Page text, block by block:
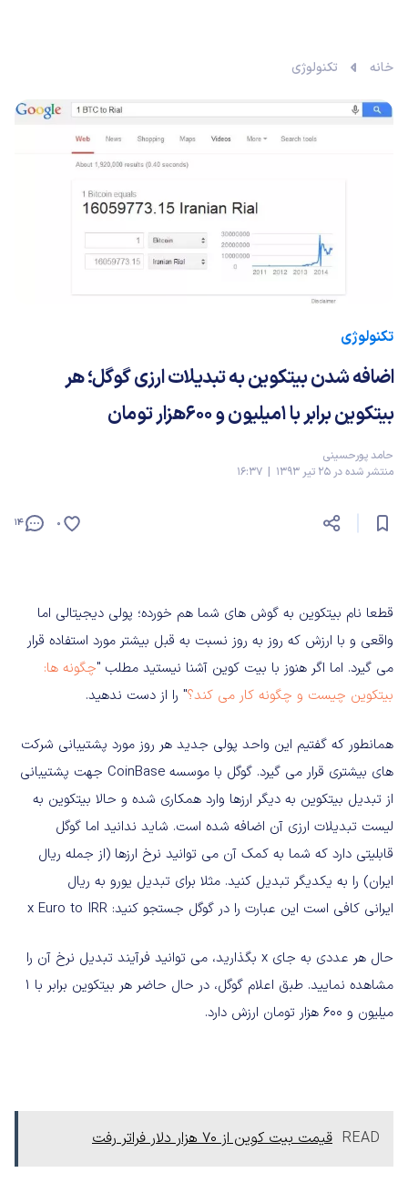
خانه تکنولوژی
تکنولوژی
اضافه شدن بیتکوین به تبدیلات ارزی گوگل؛ هر
بیتکوین برابر با ۱میلیون و ۶۰۰هزار تومان
حامد پورحسینی
منتشر شده در 25 تیر 1393 | 16:37
14 0
قطعا نام بیتکوین به گوش های شما هم خورده؛ پولی دیجیتالی اما
واقعی و با ارزش که روز به روز نسبت به قبل بیشتر مورد استفاده قرار
می گیرد. اما اگر هنوز با بیت کوین آشنا نیستید مطلب "چگونه ها:
بیتکوین چیست و چگونه کار می کند؟" را از دست ندهید.
همانطور که گفتیم این واحد پولی جدید هر روز مورد پشتیبانی شرکت
های بیشتری قرار می گیرد. گوگل با موسسه CoinBase جهت پشتیبانی
از تبدیل بیتکوین به دیگر ارزها وارد همکاری شده و حالا بیتکوین به
لیست تبدیلات ارزی آن اضافه شده است. شاید ندانید اما گوگل
قابلیتی دارد که شما به کمک آن می توانید نرخ ارزها (از جمله ریال
ایران) را به یکدیگر تبدیل کنید. مثلا برای تبدیل یورو به ریال
ایرانی کافی است این عبارت را در گوگل جستجو کنید: x Euro to IRR
حال هر عددی به جای x بگذارید، می توانید فرآیند تبدیل نرخ آن را
مشاهده نمایید. طبق اعلام گوگل، در حال حاضر هر بیتکوین برابر با ۱
میلیون و ۶۰۰ هزار تومان ارزش دارد.
READ قیمت بیت کوین از 70 هزار دلار فراتر رفت